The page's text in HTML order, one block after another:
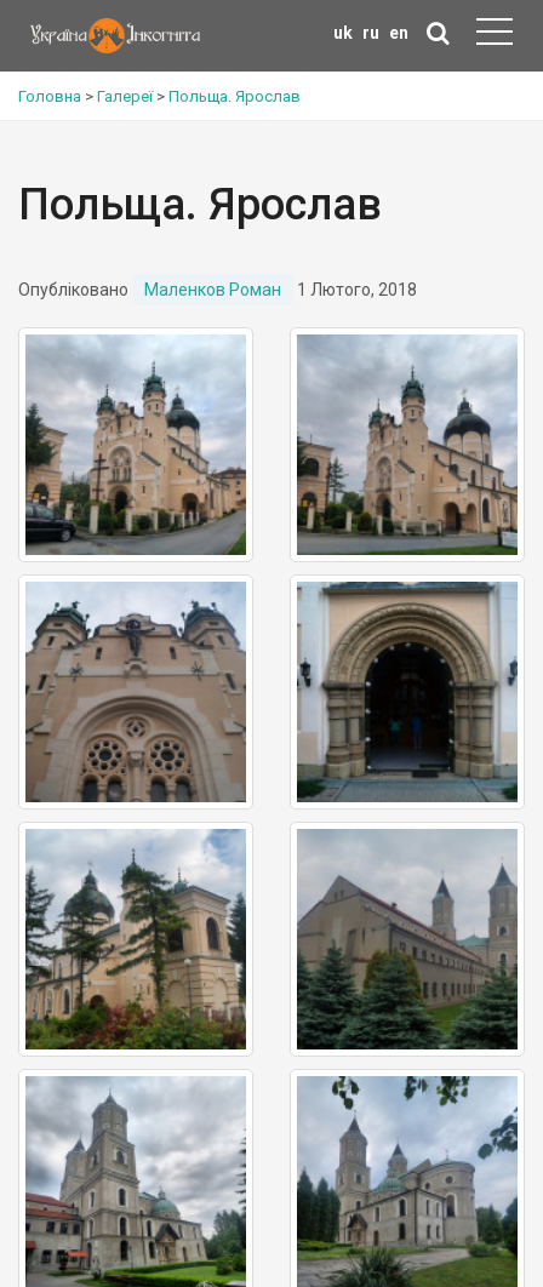
uk ru en
Головна > Галереї> Польща. Ярослав
Польща. Ярослав
Опубліковано Маленков Роман 1 Лютого, 2018